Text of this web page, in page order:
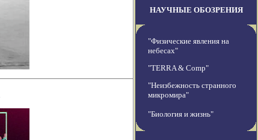
НАУЧНЫЕ ОБОЗРЕНИЯ
"Физические явления на
небесах"
"TERRA & Comp"
"Неизбежность странного
микромира"
"Биология и жизнь"